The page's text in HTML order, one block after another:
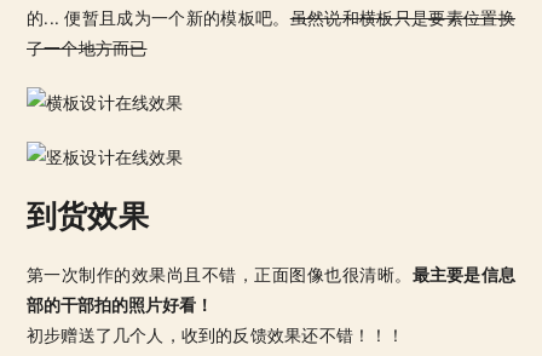
的... 便暂且成为一个新的模板吧。虽然说和横板只是要素位置换
了一个地方而已
到货效果
第一次制作的效果尚且不错，正面图像也很清晰。 最主要是信息
部的干部拍的照片好看！
初步赠送了几个人，收到的反馈效果还不错！！！